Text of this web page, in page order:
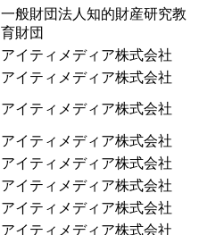
一般財団法人知的財産研究教
育財団
アイティメディア株式会社
アイティメディア株式会社
アイティメディア株式会社
アイティメディア株式会社
アイティメディア株式会社
アイティメディア株式会社
アイティメディア株式会社
アイティメディア株式会社